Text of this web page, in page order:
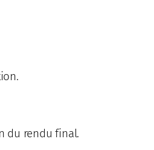
du rendu final.